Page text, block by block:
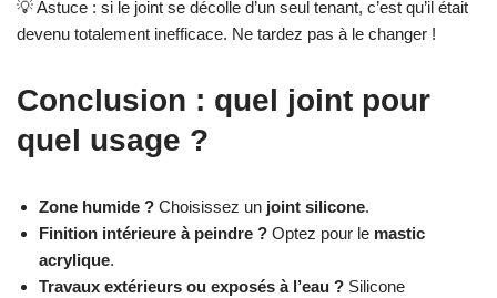
💡 Astuce : si le joint se décolle d’un seul tenant, c’est qu’il était
devenu totalement inefficace. Ne tardez pas à le changer !
Conclusion : quel joint pour
quel usage ?
Zone humide ? Choisissez un joint silicone.
Finition intérieure à peindre ? Optez pour le mastic
acrylique.
Travaux extérieurs ou exposés à l’eau ? Silicone